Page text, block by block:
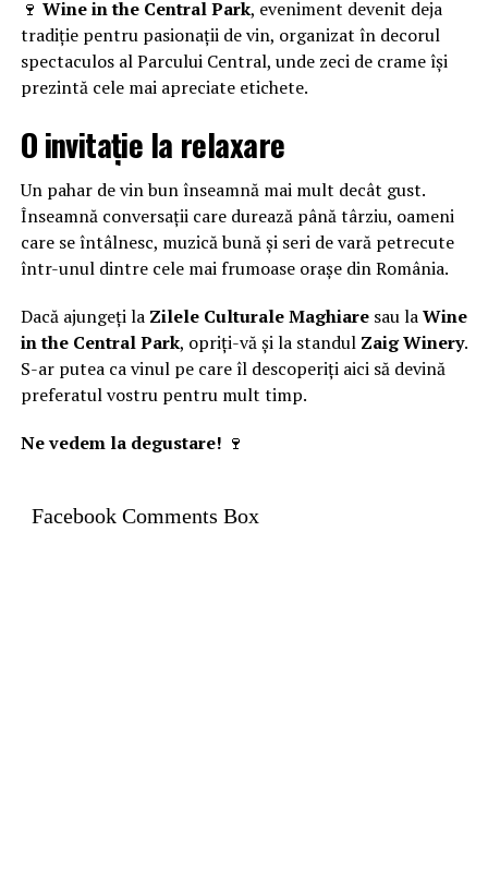
🍷 Wine in the Central Park, eveniment devenit deja
tradiție pentru pasionații de vin, organizat în decorul
spectaculos al Parcului Central, unde zeci de crame își
prezintă cele mai apreciate etichete.
O invitație la relaxare
Un pahar de vin bun înseamnă mai mult decât gust.
Înseamnă conversații care durează până târziu, oameni
care se întâlnesc, muzică bună și seri de vară petrecute
într-unul dintre cele mai frumoase orașe din România.
Dacă ajungeți la Zilele Culturale Maghiaresau laWine
in the Central Park, opriți-vă și la standul Zaig Winery.
S-ar putea ca vinul pe care îl descoperiți aici să devină
preferatul vostru pentru mult timp.
Ne vedem la degustare! 🍷
Facebook Comments Box